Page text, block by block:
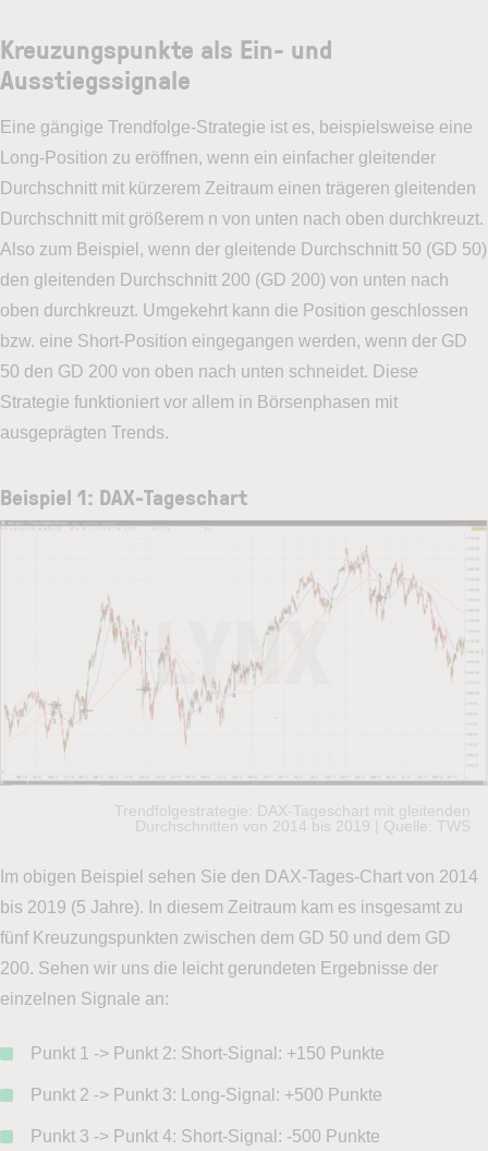
Kreuzungspunkte als Ein- und
Ausstiegssignale
Eine gängige Trendfolge-Strategie ist es, beispielsweise eine
Long-Position zu eröffnen, wenn ein einfacher gleitender
Durchschnitt mit kürzerem Zeitraum einen trägeren gleitenden
Durchschnitt mit größerem n von unten nach oben durchkreuzt.
Also zum Beispiel, wenn der gleitende Durchschnitt 50 (GD 50)
den gleitenden Durchschnitt 200 (GD 200) von unten nach
oben durchkreuzt. Umgekehrt kann die Position geschlossen
bzw. eine Short-Position eingegangen werden, wenn der GD
50 den GD 200 von oben nach unten schneidet. Diese
Strategie funktioniert vor allem in Börsenphasen mit
ausgeprägten Trends.
Beispiel 1: DAX-Tageschart
Trendfolgestrategie: DAX-Tageschart mit gleitenden
Durchschnitten von 2014 bis 2019 | Quelle: TWS
Im obigen Beispiel sehen Sie den DAX-Tages-Chart von 2014
bis 2019 (5 Jahre). In diesem Zeitraum kam es insgesamt zu
fünf Kreuzungspunkten zwischen dem GD 50 und dem GD
200. Sehen wir uns die leicht gerundeten Ergebnisse der
einzelnen Signale an:
Punkt 1 -> Punkt 2: Short-Signal: +150 Punkte
Punkt 2 -> Punkt 3: Long-Signal: +500 Punkte
Punkt 3 -> Punkt 4: Short-Signal: -500 Punkte